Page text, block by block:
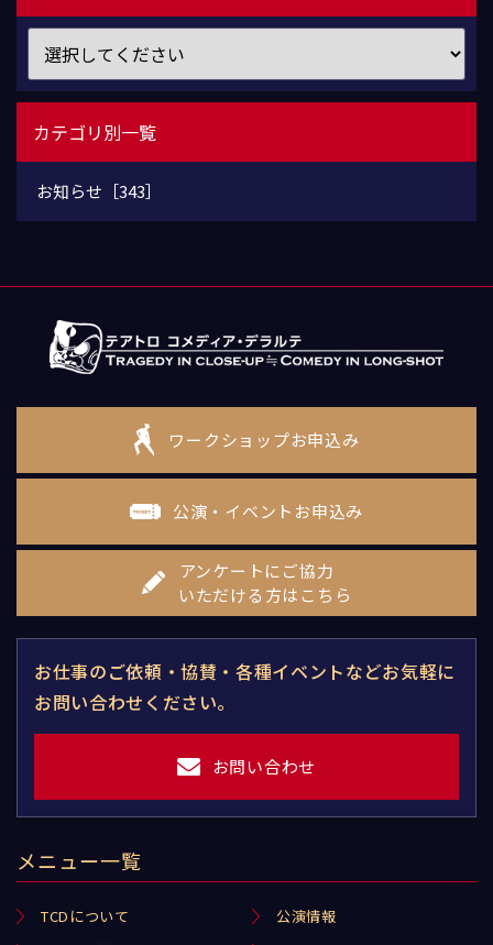
カテゴリ別一覧
お知らせ［343］
ワークショップお申込み
公演・イベントお申込み
アンケートにご協力
いただける方はこちら
お仕事のご依頼・協賛・各種イベントなどお気軽に
お問い合わせください。
お問い合わせ
メニュー一覧
TCDについて
公演情報